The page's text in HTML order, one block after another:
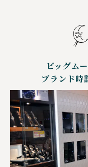
ビッグム
ブランド時